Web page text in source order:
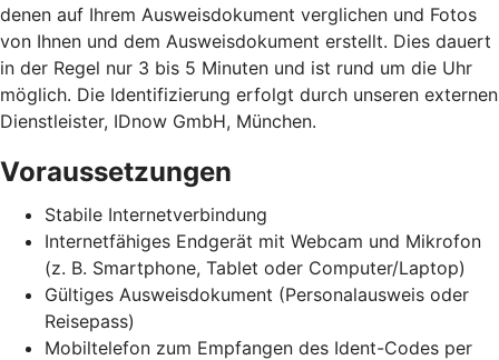
denen auf Ihrem Ausweisdokument verglichen und Fotos
von Ihnen und dem Ausweisdokument erstellt. Dies dauert
in der Regel nur 3 bis 5 Minuten und ist rund um die Uhr
möglich. Die Identifizierung erfolgt durch unseren externen
Dienstleister, IDnow GmbH, München.
Voraussetzungen
Stabile Internetverbindung
Internetfähiges Endgerät mit Webcam und Mikrofon
(z. B. Smartphone, Tablet oder Computer/Laptop)
Gültiges Ausweisdokument (Personalausweis oder
Reisepass)
Mobiltelefon zum Empfangen des Ident-Codes per